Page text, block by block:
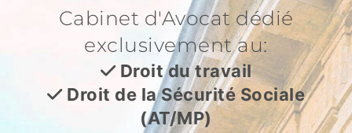
Cabinet d'Avocat dédié
exclusivement au:
Droit du travail
Droit de la Sécurité Sociale
(AT/MP)